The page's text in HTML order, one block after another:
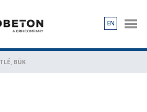
TERMÉKEK
EN
BÜK